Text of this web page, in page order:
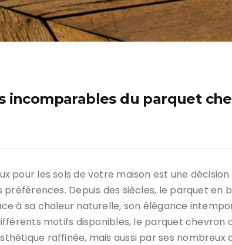
incomparables du parquet
pour les sols de votre maison est une
Depuis des siècles, le parquet en
à sa chaleur naturelle, son élégance
motifs disponibles, le parquet chevron
raffinée, mais aussi par ses nombreux